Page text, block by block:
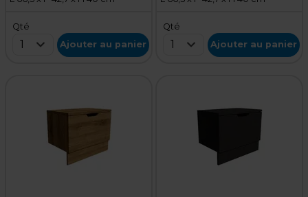
Qté
1 Ajouter au panier
Qté
1 Ajouter au panier